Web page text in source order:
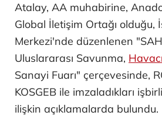
Atalay, AA muhabirine,
Global İletişim Ortağı olduğu,
Merkezi'nde düzenlenen
Uluslararası Savunma,
Sanayi Fuarı" çerçevesinde,
KOSGEB ile imzaladıkları
ilişkin açıklamalarda bulundu.